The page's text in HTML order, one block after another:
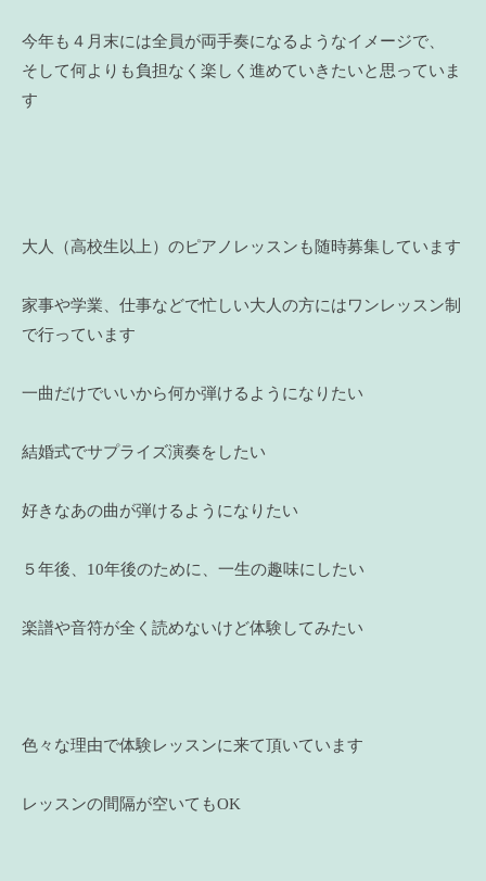
今年も４月末には全員が両手奏になるようなイメージで、
そして何よりも負担なく楽しく進めていきたいと思っていま
す
大人（高校生以上）のピアノレッスンも随時募集しています
家事や学業、仕事などで忙しい大人の方にはワンレッスン制
で行っています
一曲だけでいいから何か弾けるようになりたい
結婚式でサプライズ演奏をしたい
好きなあの曲が弾けるようになりたい
５年後、10年後のために、一生の趣味にしたい
楽譜や音符が全く読めないけど体験してみたい
色々な理由で体験レッスンに来て頂いています
レッスンの間隔が空いてもOK